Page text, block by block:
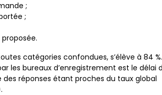
;
;
catégories confondues, s’élève à 84 %.
les bureaux d’enregistrement est le
des réponses étant proches du taux global